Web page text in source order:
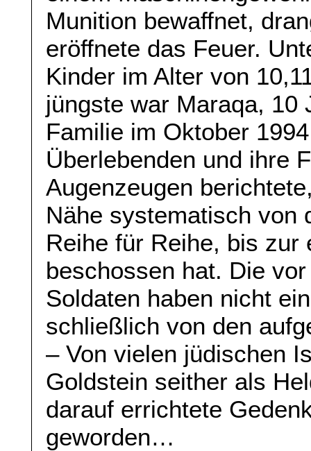
Munition bewaffnet,
eröffnete das Feuer.
Kinder im Alter von
jüngste war Maraqa, 10
Familie im Oktober
Überlebenden und ihre
Augenzeugen
Nähe systematisch von
Reihe für Reihe, bis zur
beschossen hat. Die
Soldaten haben nicht
schließlich von den
– Von vielen jüdischen
Goldstein seither als
darauf errichtete
geworden…